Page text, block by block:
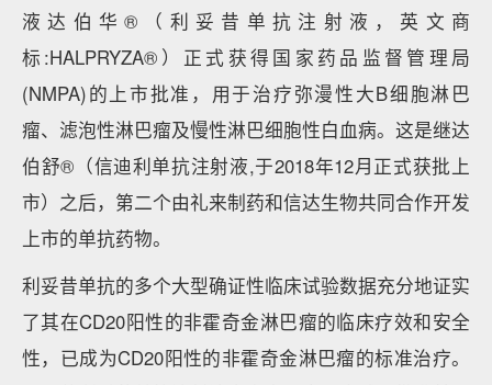
液达伯华®（利妥昔单抗注射液，英文商
标:HALPRYZA®）正式获得国家药品监督管理局
(NMPA)的上市批准，用于治疗弥漫性大B细胞淋巴
瘤、滤泡性淋巴瘤及慢性淋巴细胞性白血病。这是继达
伯舒®（信迪利单抗注射液,于2018年12月正式获批上
市）之后，第二个由礼来制药和信达生物共同合作开发
上市的单抗药物。
利妥昔单抗的多个大型确证性临床试验数据充分地证实
了其在CD20阳性的非霍奇金淋巴瘤的临床疗效和安全
性，已成为CD20阳性的非霍奇金淋巴瘤的标准治疗。